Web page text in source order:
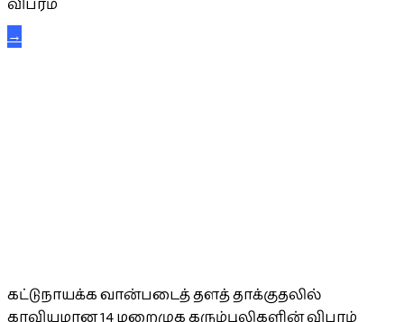
விபரம்
→
கட்டுநாயக்க வான்படைத் தளத் தாக்குதலில்